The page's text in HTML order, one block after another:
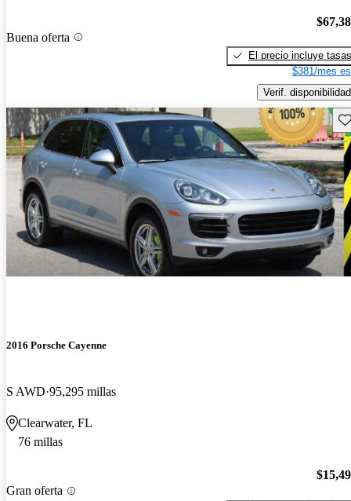
Buena oferta
El precio incluye tasas
$381/mes
Verif. disponibilidad
2016 Porsche Cayenne
S AWD 95,295 millas
Clearwater, FL
76 millas
Gran oferta